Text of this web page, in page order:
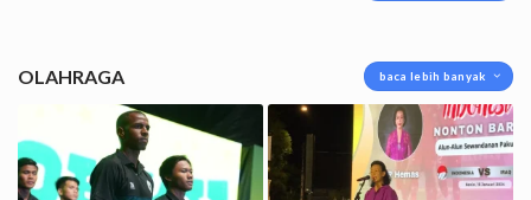
OLAHRAGA baca lebih banyak